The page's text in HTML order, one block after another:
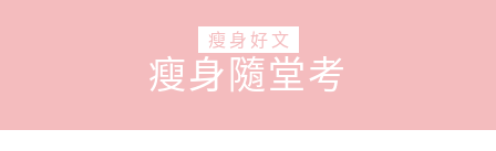
瘦身好文
瘦身隨堂考